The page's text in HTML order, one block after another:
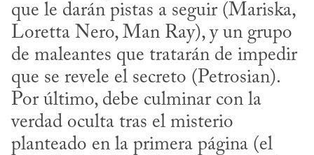
que le darán pistas a seguir (Mariska,
Loretta Nero, Man Ray), y un grupo
de maleantes que tratarán de impedir
que se revele el secreto (Petrosian).
Por último, debe culminar con la
verdad oculta tras el misterio
planteado en la primera página (el